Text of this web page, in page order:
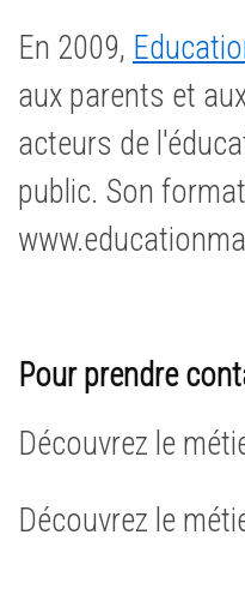
En 2009,
aux parents et
acteurs de
public. Son
Pour prendre
Découvrez le
Découvrez le